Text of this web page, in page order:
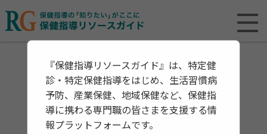
『保健指導リソースガイド』は、特定健
診・特定保健指導をはじめ、生活習慣病
予防、産業保健、地域保健など、保健指
導に携わる専門職の皆さまを支援する情
報プラットフォームです。